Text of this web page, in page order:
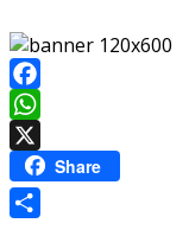
Facebook
WhatsApp
Share